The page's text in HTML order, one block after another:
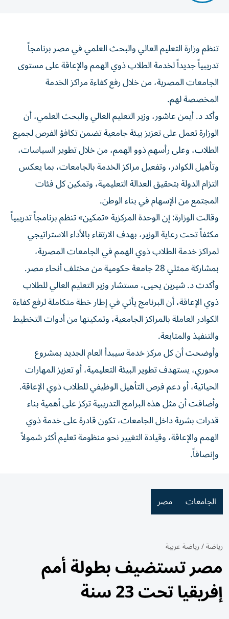
تنظم وزارة التعليم العالي والبحث العلمي في مصر برنامجاً
تدريبياً جديداً لخدمة الطلاب ذوي الهمم والإعاقة على مستوى
الجامعات المصرية، من خلال رفع كفاءة مراكز الخدمة
المخصصة لهم.
وأكد د. أيمن عاشور، وزير التعليم العالي والبحث العلمي، أن
الوزارة تعمل على تعزيز بيئة جامعية تضمن تكافؤ الفرص لجميع
الطلاب، وعلى رأسهم ذوو الهمم، من خلال تطوير السياسات،
وتأهيل الكوادر، وتفعيل مراكز الخدمة بالجامعات، بما يعكس
التزام الدولة بتحقيق العدالة التعليمية، وتمكين كل فئات
المجتمع من الإسهام في بناء الوطن.
وقالت الوزارة: إن الوحدة المركزية «تمكين» تنظم برنامجاً تدريبياً
مكثفاً تحت رعاية الوزير، بهدف الارتقاء بالأداء الاستراتيجي
لمراكز خدمة الطلاب ذوي الهمم في الجامعات المصرية،
بمشاركة ممثلي 28 جامعة حكومية من مختلف أنحاء مصر.
وأكدت د. شيرين يحيى، مستشار وزير التعليم العالي للطلاب
ذوي الإعاقة، أن البرنامج يأتي في إطار خطة متكاملة لرفع كفاءة
الكوادر العاملة بالمراكز الجامعية، وتمكينها من أدوات التخطيط
والتنفيذ والمتابعة.
وأوضحت أن كل مركز خدمة سيبدأ العام الجديد بمشروع
محوري، يستهدف تطوير البيئة التعليمية، أو تعزيز المهارات
الحياتية، أو دعم فرص التأهيل الوظيفي للطلاب ذوي الإعاقة.
وأضافت أن مثل هذه البرامج التدريبية تركز على أهمية بناء
قدرات بشرية داخل الجامعات، تكون قادرة على خدمة ذوي
الهمم والإعاقة، وقيادة التغيير نحو منظومة تعليم أكثر شمولاً
وإنصافاً.
الجامعات مصر
رياضة/رياضة عربية
مصر تستضيف بطولة أمم
إفريقيا تحت 23 سنة